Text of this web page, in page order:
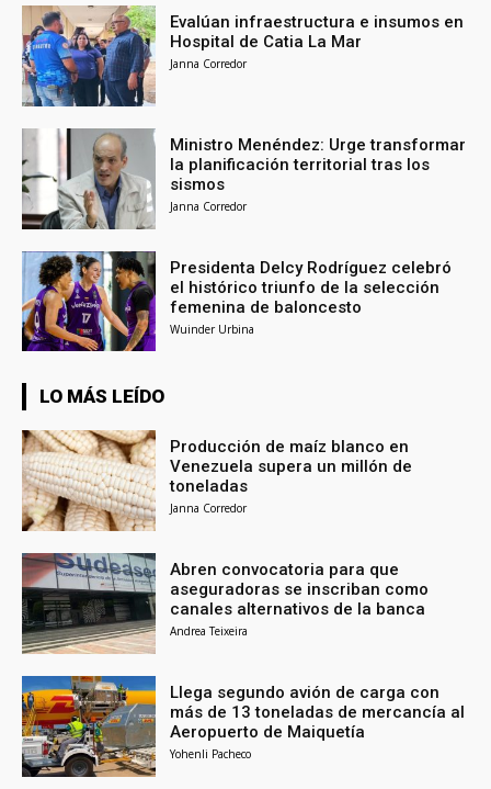
Evalúan infraestructura e insumos en
Hospital de Catia La Mar
Janna Corredor
Ministro Menéndez: Urge transformar
la planificación territorial tras los
sismos
Janna Corredor
Presidenta Delcy Rodríguez celebró
el histórico triunfo de la selección
femenina de baloncesto
Wuinder Urbina
LO MÁS LEÍDO
Producción de maíz blanco en
Venezuela supera un millón de
toneladas
Janna Corredor
Abren convocatoria para que
aseguradoras se inscriban como
canales alternativos de la banca
Andrea Teixeira
Llega segundo avión de carga con
más de 13 toneladas de mercancía al
Aeropuerto de Maiquetía
Yohenli Pacheco